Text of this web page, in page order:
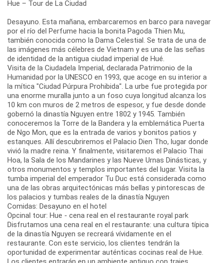
Hue – Tour de La Ciudad
Desayuno. Esta mañana, embarcaremos en barco para navegar
por el río del Perfume hacia la bonita Pagoda Thien Mu,
también conocida como la Dama Celestial. Se trata de una de
las imágenes más célebres de Vietnam y es una de las señas
de identidad de la antigua ciudad imperial de Hué.
Visita de la Ciudadela Imperial, declarada Patrimonio de la
Humanidad por la UNESCO en 1993, que acoge en su interior a
la mítica "Ciudad Púrpura Prohibida". La urbe fue protegida por
una enorme muralla junto a un foso cuya longitud alcanza los
10 km con muros de 2 metros de espesor, y fue desde donde
gobernó la dinastía Nguyen entre 1802 y 1945. También
conoceremos la Torre de la Bandera y la emblemática Puerta
de Ngo Mon, que es la entrada de varios y bonitos patios y
estanques. Allí descubriremos el Palacio Dien Tho, lugar donde
vivió la madre reina. Y finalmente, visitaremos el Palacio Thai
Hoa, la Sala de los Mandarines y las Nueve Urnas Dinásticas, y
otros monumentos y templos importantes del lugar. Visita la
tumba imperial del emperador Tu Duc está considerada como
una de las obras arquitectónicas más bellas y pintorescas de
los palacios y tumbas reales de la dinastía Nguyen
Comidas: Desayuno en el hotel
Opcinal tour: Hue - cena real en el restaurante royal park
Disfrutamos una cena real en el restaurante: una cultura típica
de la dinastía Nguyen se recreará vívidamente en el
restaurante. Con este servicio, los clientes tendrán la
oportunidad de experimentar auténticas cocinas real de Hue.